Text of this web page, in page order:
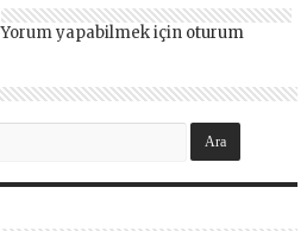
Yorum yapabilmek için oturum